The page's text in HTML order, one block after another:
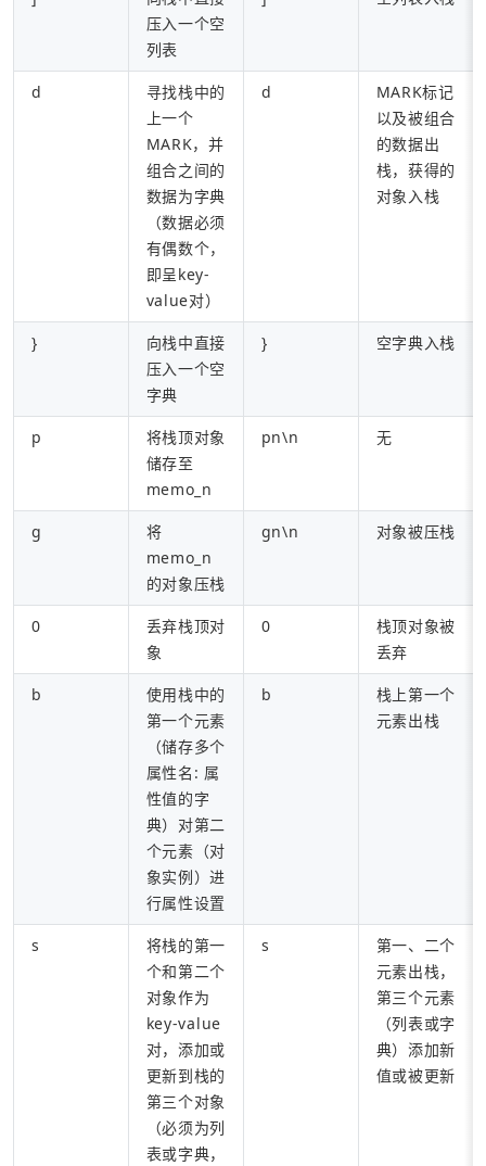
压入一个空
列表
d
寻找栈中的
上一个
MARK，并
组合之间的
数据为字典
（数据必须
有偶数个，
即呈key-
value对）
d
MARK标记
以及被组合
的数据出
栈，获得的
对象入栈
}
向栈中直接
压入一个空
字典
} 空字典入栈
p
将栈顶对象
储存至
memo_n
pn\n 无
g
将
memo_n
的对象压栈
gn\n 对象被压栈
0
丢弃栈顶对
象
0
栈顶对象被
丢弃
b
使用栈中的
第一个元素
（储存多个
属性名: 属
性值的字
典）对第二
个元素（对
象实例）进
行属性设置
b
栈上第一个
元素出栈
s
将栈的第一
个和第二个
对象作为
key-value
对，添加或
更新到栈的
第三个对象
（必须为列
表或字典，
s
第一、二个
元素出栈，
第三个元素
（列表或字
典）添加新
值或被更新